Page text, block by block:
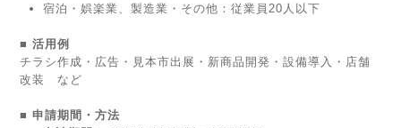
宿泊・娯楽業、製造業・その他：従業員20人以下
■ 活用例
チラシ作成・広告・見本市出展・新商品開発・設備導入・店舗
改装 など
■ 申請期間・方法